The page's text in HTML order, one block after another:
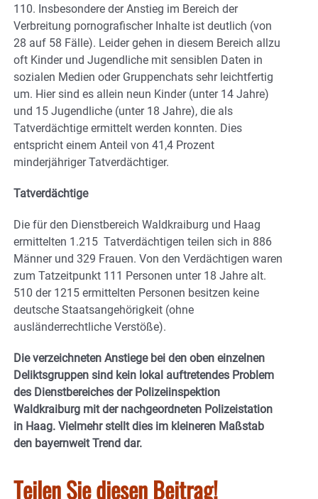
110. Insbesondere der Anstieg im Bereich der
Verbreitung pornografischer Inhalte ist deutlich (von
28 auf 58 Fälle). Leider gehen in diesem Bereich allzu
oft Kinder und Jugendliche mit sensiblen Daten in
sozialen Medien oder Gruppenchats sehr leichtfertig
um. Hier sind es allein neun Kinder (unter 14 Jahre)
und 15 Jugendliche (unter 18 Jahre), die als
Tatverdächtige ermittelt werden konnten. Dies
entspricht einem Anteil von 41,4 Prozent
minderjähriger Tatverdächtiger.
Tatverdächtige
Die für den Dienstbereich Waldkraiburg und Haag
ermittelten 1.215 Tatverdächtigen teilen sich in 886
Männer und 329 Frauen. Von den Verdächtigen waren
zum Tatzeitpunkt 111 Personen unter 18 Jahre alt.
510 der 1215 ermittelten Personen besitzen keine
deutsche Staatsangehörigkeit (ohne
ausländerrechtliche Verstöße).
Die verzeichneten Anstiege bei den oben einzelnen
Deliktsgruppen sind kein lokal auftretendes Problem
des Dienstbereiches der Polizeiinspektion
Waldkraiburg mit der nachgeordneten Polizeistation
in Haag. Vielmehr stellt dies im kleineren Maßstab
den bayernweit Trend dar.
Teilen Sie diesen Beitrag!